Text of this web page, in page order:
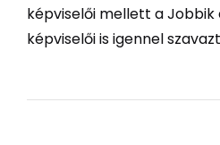
képviselői mellett a Jobbik
képviselői is igennel